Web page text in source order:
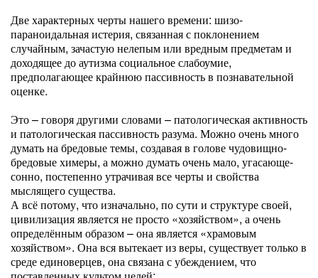
Две характерных черты нашего времени: шизо-
параноидальная истерия, связанная с поклонением
случайным, зачастую нелепым или вредным предметам и
доходящее до аутизма социальное слабоумие,
предполагающее крайнюю пассивность в познавательной
оценке.
Это – говоря другими словами – патологическая активность
и патологическая пассивность разума. Можно очень много
думать на бредовые темы, создавая в голове чудовищно-
бредовые химеры, а можно думать очень мало, угасающе-
сонно, постепенно утрачивая все черты и свойства
мыслящего существа.
А всё потому, что изначально, по сути и структуре своей,
цивилизация является не просто «хозяйством», а очень
определённым образом – она является «храмовым
хозяйством». Она вся вытекает из веры, существует только в
среде единоверцев, она связана с убеждением, что